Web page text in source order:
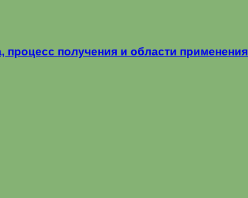
получения и области применения